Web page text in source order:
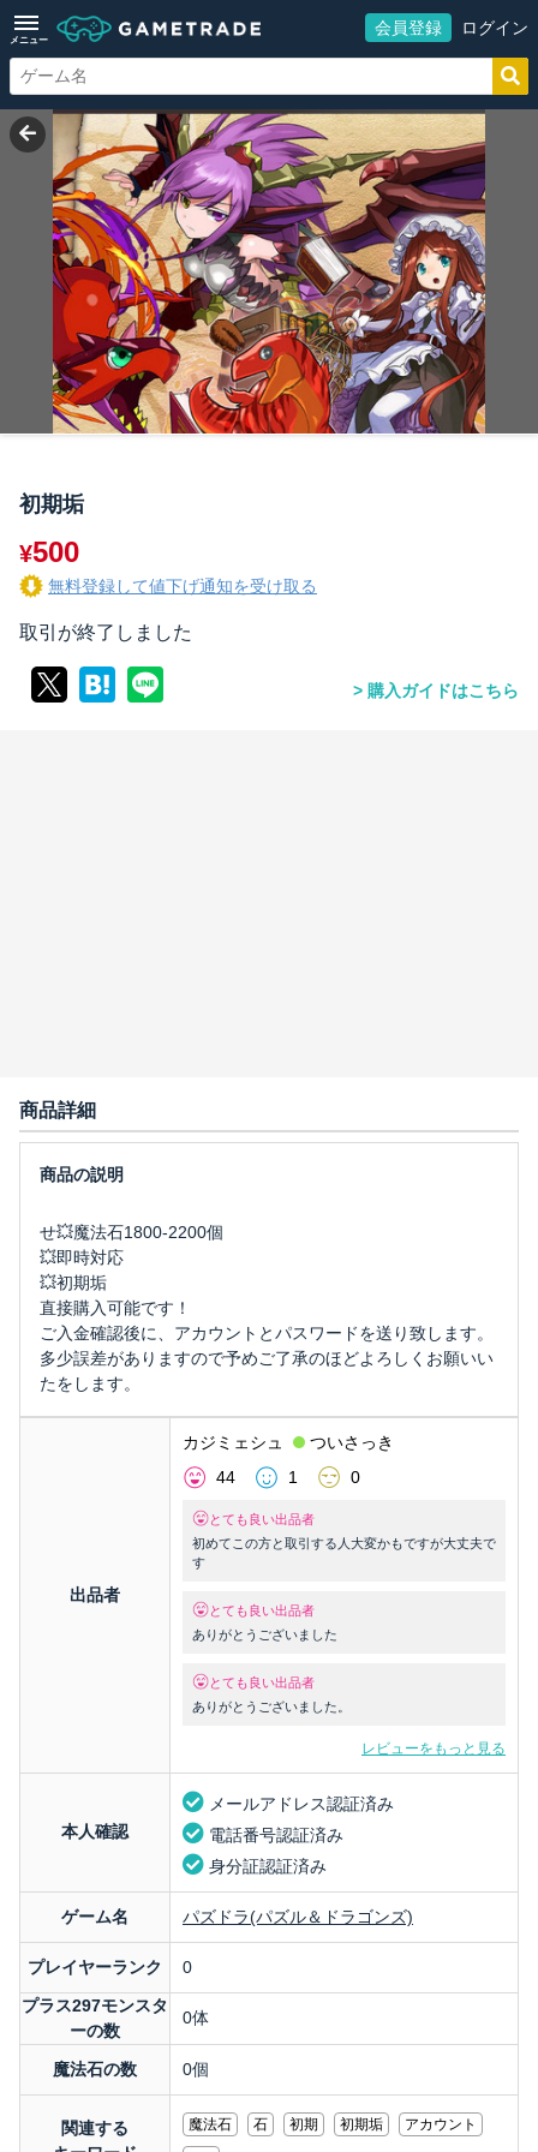
メニュー
会員登録 ログイン
初期垢
¥500
無料登録して値下げ通知を受け取る
取引が終了しました
購入ガイドはこちら
商品詳細
せ💥魔法石1800-2200個
💥即時対応
💥初期垢
直接購入可能です！
ご入金確認後に、アカウントとパスワードを送り致します。
多少誤差がありますので予めご了承のほどよろしくお願いい
たをします。
出品者
カジミェシュ
ついさっき
44
1 0
とても良い出品者
初めてこの方と取引する人大変かもですが大丈夫で
す
とても良い出品者
ありがとうございました
とても良い出品者
ありがとうございました。
レビューをもっと見る
本人確認
メールアドレス認証済み
電話番号認証済み
身分証認証済み
ゲーム名 パズドラ(パズル＆ドラゴンズ)
プレイヤーランク
0
プラス297モンスタ
ーの数
0体
魔法石の数 0個
関連する
魔法石 石 初期 初期垢
アカウント